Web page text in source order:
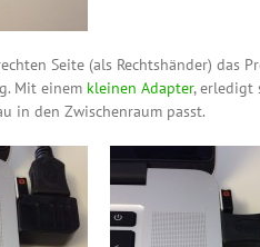
Seite (als Rechtshänder) das
Mit einem kleinen Adapter, erledigt
in den Zwischenraum passt.